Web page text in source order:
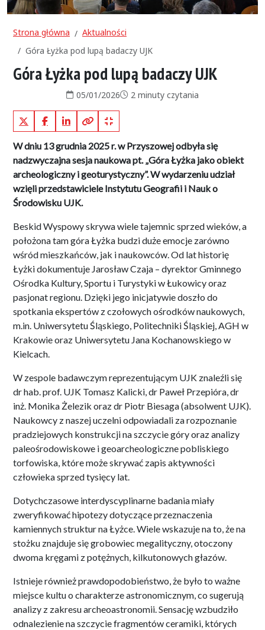
Strona główna
Aktualności
Góra Łyżka pod lupą badaczy UJK
Góra Łyżka pod lupą badaczy UJK
Data publikacji:
05/01/2026Czas czytania:
2 minuty czytania
X (Twitter)FacebookLinkedInKopiuj pełny link
Kopiuj krótki link
W dniu 13 grudnia 2025 r. w Przyszowej odbyła się
nadzwyczajna sesja naukowa pt. „Góra Łyżka jako obiekt
archeologiczny i geoturystyczny”. W wydarzeniu udział
wzięli przedstawiciele Instytutu Geografii i Nauk o
Środowisku UJK.
Beskid Wyspowy skrywa wiele tajemnic sprzed wieków, a
położona tam góra Łyżka budzi duże emocje zarówno
wśród mieszkańców, jak i naukowców. Od lat historię
Łyżki dokumentuje Jarosław Czaja – dyrektor Gminnego
Ośrodka Kultury, Sportu i Turystyki w Łukowicy oraz
pasjonat regionu. Dzięki jego inicjatywie doszło do
spotkania ekspertów z czołowych ośrodków naukowych,
m.in. Uniwersytetu Śląskiego, Politechniki Śląskiej, AGH w
Krakowie oraz Uniwersytetu Jana Kochanowskiego w
Kielcach.
W zespole badawczym reprezentującym UJK znaleźli się
dr hab. prof. UJK Tomasz Kalicki, dr Paweł Przepióra, dr
inż. Monika Żelezik oraz dr Piotr Biesaga (absolwent UJK).
Naukowcy z naszej uczelni odpowiadali za rozpoznanie
pradziejowych konstrukcji na szczycie góry oraz analizy
paleośrodowiskowe i geoarcheologiczne pobliskiego
torfowiska, które może skrywać zapis aktywności
człowieka sprzed tysięcy lat.
Dotychczasowe interdyscyplinarne badania miały
zweryfikować hipotezy dotyczące przeznaczenia
kamiennych struktur na Łyżce. Wiele wskazuje na to, że na
stożku znajduje się grobowiec megalityczny, otoczony
dwoma kręgami z potężnych, kilkutonowych głazów.
Istnieje również prawdopodobieństwo, że było to ważne
miejsce kultu o charakterze astronomicznym, co sugerują
analizy z zakresu archeoastronomii. Sensację wzbudziło
odnalezienie na szczycie fragmentów ceramiki, których